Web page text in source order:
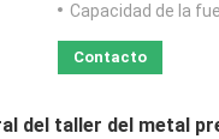
Capacidad de la
Contacto
del taller del metal